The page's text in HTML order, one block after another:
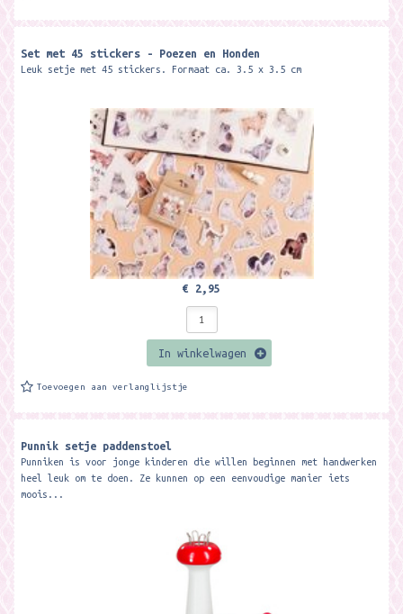
Set met 45 stickers - Poezen en Honden
Leuk setje met 45 stickers. Formaat ca. 3.5 x 3.5 cm
€ 2,95
In winkelwagen
Toevoegen aan verlanglijstje
Punnik setje paddenstoel
Punniken is voor jonge kinderen die willen beginnen met handwerken
heel leuk om te doen. Ze kunnen op een eenvoudige manier iets
moois...